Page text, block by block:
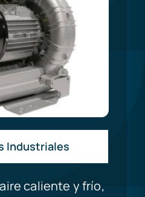
Industriales
caliente y frío,